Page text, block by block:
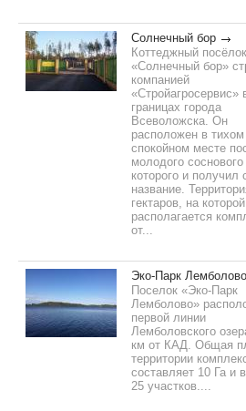
Солнечный бор
Коттеджный посёлок
«Солнечный бор»
компанией
«Стройагросервис»
границах города
Всеволожска. Он
расположен в
спокойном месте
молодого
которого и получил
название.
гектаров, на которой
располагается
от...
Эко-Парк Лемболово
Поселок «Эко-Парк
Лемболово»
первой линии
Лемболовского
км от КАД. Общая
территории
составляет 10 Га и
25 участков....